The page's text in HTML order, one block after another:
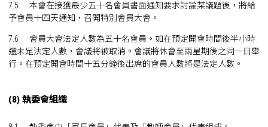
7.5 本會在接獲最少五十名會員書面通知要求討論某議題後，將給
予會員十四天通知，召開特別會員大會。
7.6 會員大會法定人數為五十名會員。如在預定開會時間後半小時
還未足法定人數，會議將被取消。會議將休會至兩星期後之同一日舉
行。在預定開會時間十五分鐘後出席的會員人數將是法定人數。
(8) 執委會組織